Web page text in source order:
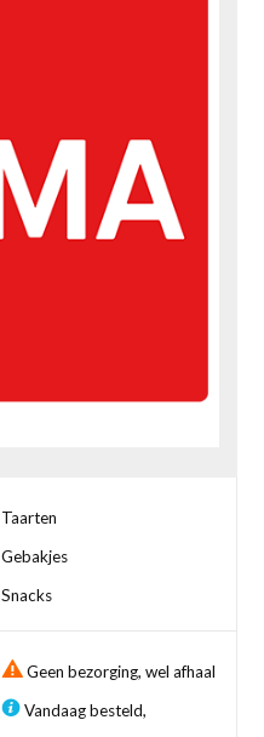
Taarten
Gebakjes
Snacks
Geen bezorging, wel afhaal
Vandaag besteld,